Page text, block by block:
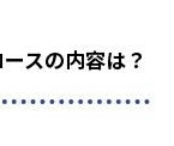
スの内容は？